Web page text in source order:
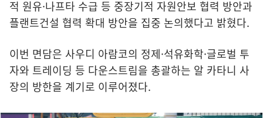
적 원유·나프타 수급 등 중장기적 자원안보 협력 방안과
플랜트건설 협력 확대 방안을 집중 논의했다고 밝혔다.
이번 면담은 사우디 아람코의 정제·석유화학·글로벌 투
자와 트레이딩 등 다운스트림을 총괄하는 알 카타니 사
장의 방한을 계기로 이루어졌다.